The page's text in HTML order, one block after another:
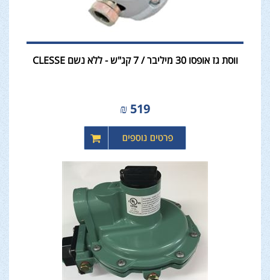
ווסת גז אופסו 30 מיליבר / 7 קג"ש - ללא נשם CLESSE
519
₪